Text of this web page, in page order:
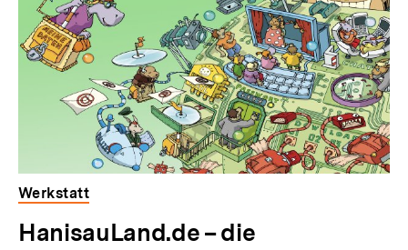
Werkstatt
HanisauLand.de – die